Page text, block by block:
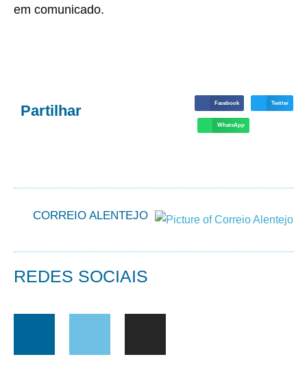
em comunicado.
Partilhar Facebook Twitter
WhatsApp
CORREIO ALENTEJO
REDES SOCIAIS